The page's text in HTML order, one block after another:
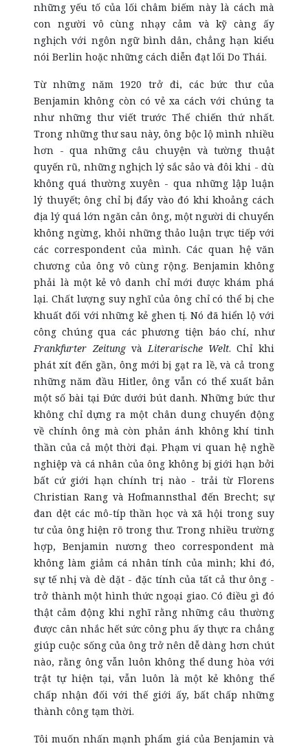
những yếu tố của lối châm biếm này là cách mà
con người vô cùng nhạy cảm và kỹ càng ấy
nghịch với ngôn ngữ bình dân, chẳng hạn kiểu
nói Berlin hoặc những cách diễn đạt lối Do Thái.
Từ những năm 1920 trở đi, các bức thư của
Benjamin không còn có vẻ xa cách với chúng ta
như những thư viết trước Thế chiến thứ nhất.
Trong những thư sau này, ông bộc lộ mình nhiều
hơn - qua những câu chuyện và tường thuật
quyến rũ, những nghịch lý sắc sảo và đôi khi - dù
không quá thường xuyên - qua những lập luận
lý thuyết; ông chỉ bị đẩy vào đó khi khoảng cách
địa lý quá lớn ngăn cản ông, một người di chuyển
không ngừng, khỏi những thảo luận trực tiếp với
các correspondent của mình. Các quan hệ văn
chương của ông vô cùng rộng. Benjamin không
phải là một kẻ vô danh chỉ mới được khám phá
lại. Chất lượng suy nghĩ của ông chỉ có thể bị che
khuất đối với những kẻ ghen tị. Nó đã hiển lộ với
công chúng qua các phương tiện báo chí, như
Frankfurter Zeitungvà Literarische Welt. Chỉ khi
phát xít đến gần, ông mới bị gạt ra lề, và cả trong
những năm đầu Hitler, ông vẫn có thể xuất bản
một số bài tại Đức dưới bút danh. Những bức thư
không chỉ dựng ra một chân dung chuyển động
về chính ông mà còn phản ánh không khí tinh
thần của cả một thời đại. Phạm vi quan hệ nghề
nghiệp và cá nhân của ông không bị giới hạn bởi
bất cứ giới hạn chính trị nào - trải từ Florens
Christian Rang và Hofmannsthal đến Brecht; sự
đan dệt các mô-típ thần học và xã hội trong suy
tư của ông hiện rõ trong thư. Trong nhiều trường
hợp, Benjamin nương theo correspondent mà
không làm giảm cá nhân tính của mình; khi đó,
sự tế nhị và dè dặt - đặc tính của tất cả thư ông -
trở thành một hình thức ngoại giao. Có điều gì đó
thật cảm động khi nghĩ rằng những câu thường
được cân nhắc hết sức công phu ấy thực ra chẳng
giúp cuộc sống của ông trở nên dễ dàng hơn chút
nào, rằng ông vẫn luôn không thể dung hòa với
trật tự hiện tại, vẫn luôn là một kẻ không thể
chấp nhận đối với thế giới ấy, bất chấp những
thành công tạm thời.
Tôi muốn nhấn mạnh phẩm giá của Benjamin và